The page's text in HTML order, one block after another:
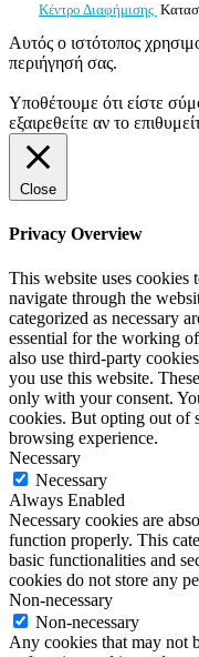
Κέντρο Διαφήμισης
Αυτός ο ιστότοπος
περιήγησή σας.
Υποθέτουμε ότι είστε
εξαιρεθείτε αν το
Close
Privacy Overview
This website uses
navigate through the
categorized as necessary
essential for the working
also use third-party
you use this website.
only with your consent.
cookies. But opting out of
browsing experience.
Necessary
Necessary
Always Enabled
Necessary cookies are
function properly. This
basic functionalities and
cookies do not store any
Non-necessary
Non-necessary
Any cookies that may not